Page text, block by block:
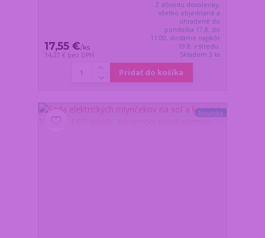
17,55 €/ks
14,27 € bez DPH
Z dôvodu dovolenky,
všetko objednané a
uhradené do
pondelka 17.8. do
11:00, dodáme najskôr
19.8. v stredu.
Skladom 3 ks
Pridať do košíka
Novinka